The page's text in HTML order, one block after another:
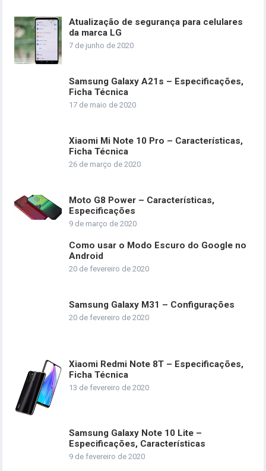
Atualização de segurança para celulares
da marca LG
7 de junho de 2020
Samsung Galaxy A21s – Especificações,
Ficha Técnica
17 de maio de 2020
Xiaomi Mi Note 10 Pro – Características,
Ficha Técnica
26 de março de 2020
Moto G8 Power – Características,
Especificações
9 de março de 2020
Como usar o Modo Escuro do Google no
Android
20 de fevereiro de 2020
Samsung Galaxy M31 – Configurações
20 de fevereiro de 2020
Xiaomi Redmi Note 8T – Especificações,
Ficha Técnica
13 de fevereiro de 2020
Samsung Galaxy Note 10 Lite –
Especificações, Características
9 de fevereiro de 2020